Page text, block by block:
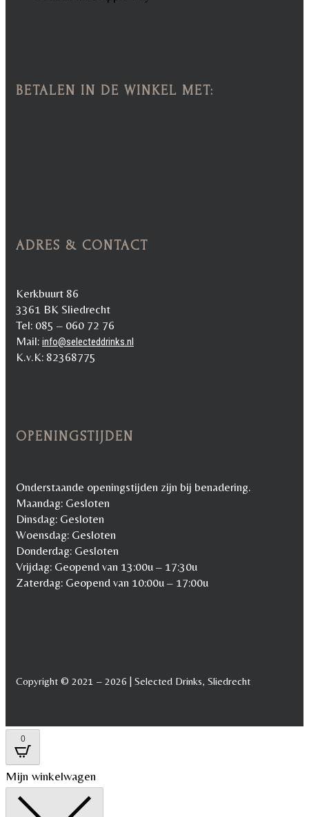
BETALEN IN DE WINKEL MET:
ADRES & CONTACT
Kerkbuurt 86
3361 BK Sliedrecht
Tel: 085 – 060 72 76
Mail: info@selecteddrinks.nl
K.v.K: 82368775
OPENINGSTIJDEN
Onderstaande openingstijden zijn bij benadering.
Maandag: Gesloten
Dinsdag: Gesloten
Woensdag: Gesloten
Donderdag: Gesloten
Vrijdag: Geopend van 13:00u – 17:30u
Zaterdag: Geopend van 10:00u – 17:00u
Copyright © 2021 – 2026 | Selected Drinks, Sliedrecht
0
Mijn winkelwagen